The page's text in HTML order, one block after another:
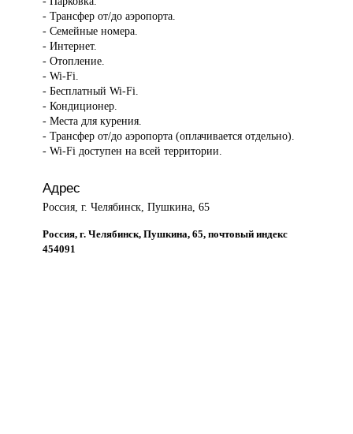
- Трансфер от/до аэропорта.
- Семейные номера.
- Интернет.
- Отопление.
- Wi-Fi.
- Бесплатный Wi-Fi.
- Кондиционер.
- Места для курения.
- Трансфер от/до аэропорта (оплачивается отдельно).
- Wi-Fi доступен на всей территории.
Адрес
Россия, г. Челябинск, Пушкина, 65
Россия, г. Челябинск, Пушкина, 65, почтовый индекс
454091